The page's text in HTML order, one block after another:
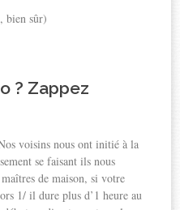
bien sûr)
? Zappez
voisins nous ont initié à la
se faisant ils nous
de maison, si votre
1/ il dure plus d’1 heure au